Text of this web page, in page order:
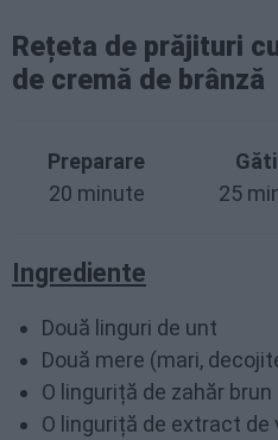
Rețeta de prăjituri
de cremă de brânză
Preparare
20 minute
25
Ingrediente
Două linguri de unt
Două mere (mari,
O linguriță de zahăr brun
O linguriță de extract de